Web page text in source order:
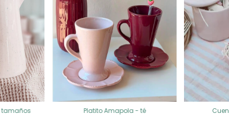
tamaños
Platito Amapola - té